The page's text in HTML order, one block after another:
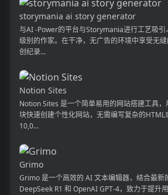
storymania ai story generator
与AI -Power的平台与Storymania进行工艺吸
级别的作家。在干净，无广告的环境中享受无
创纪录...
Notion Sites
Notion Sites 是一个简单易用的网站搭建工具
块快速创建个性化网站，无需编写复杂的
10,0...
Grimo
Grimo 是一个高效的 AI 文本编辑器，结合最新
DeepSeek R1 和 OpenAI GPT-4，致力于提升